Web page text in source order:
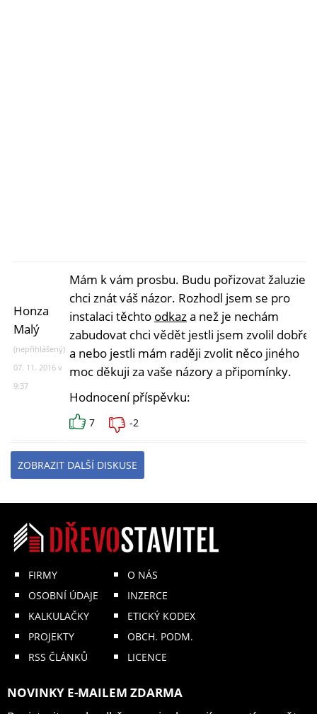
Honza
Malý
(nepřihlášený)
07. 11. 2016 v
9:37
Mám k vám prosbu. Budu pořizovat žaluzie a
chci znát váš názor. Rozhodl jsem se pro
instalaci těchto odkaza než je nechám
zabudovat chci vědět jestli jsem zvolil dobře
a nebo jestli mám raději zvolit něco jiného
moc děkuji za vaše názory a připomínky.
Hodnocení příspěvku:
7 -2
ZOBRAZIT DALŠÍ DISKUSE
FIRMY
OSOBNÍ ÚDAJE
KALKULAČKY
PROJEKTY
RSS ČLÁNKŮ
O NÁS
INZERCE
ETICKÝ KODEX
OBCH. PODM.
LICENCE
NOVINKY E-MAILEM ZDARMA